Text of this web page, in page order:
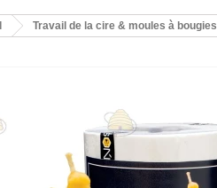
Travail de la cire & moules à bougies